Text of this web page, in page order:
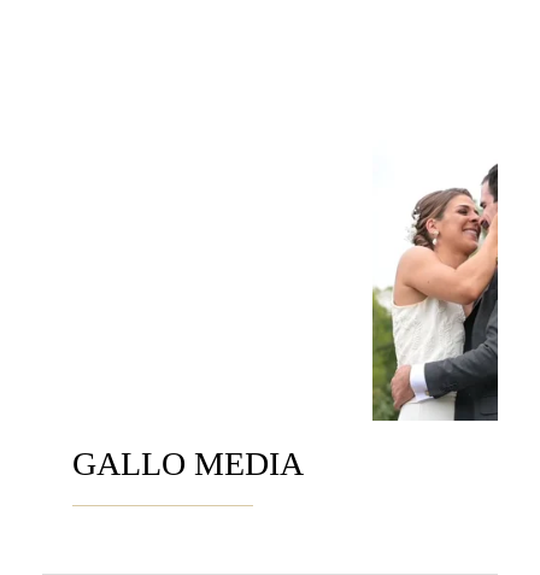
GALLO MEDIA